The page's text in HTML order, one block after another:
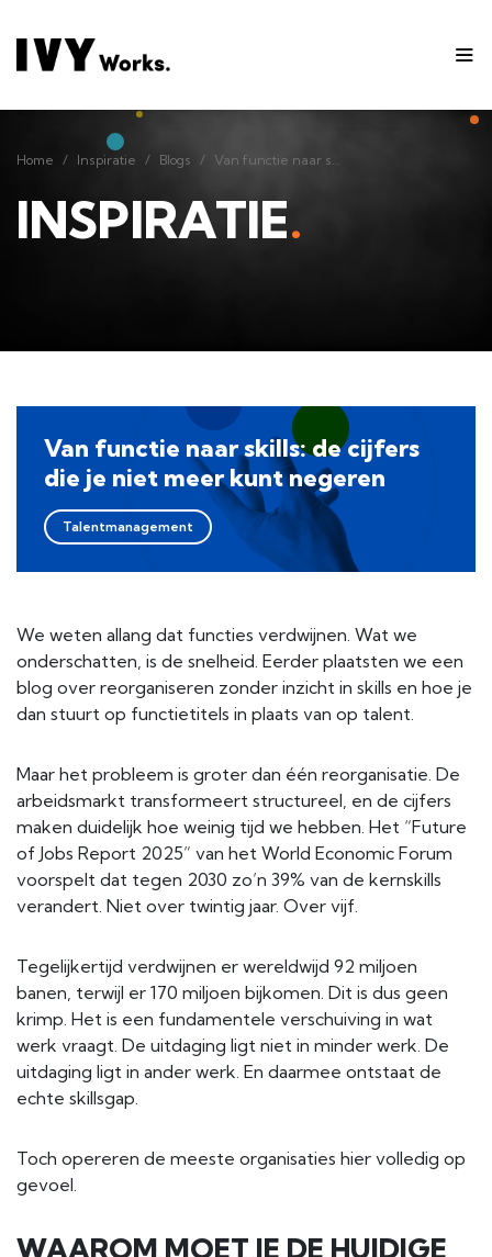
Home Inspiratie Blogs Van functie naar skills: de cijfers die je niet meer kunt negeren
INSPIRATIE.
Van functie naar skills: de cijfers
die je niet meer kunt negeren
Talentmanagement
We weten allang dat functies verdwijnen. Wat we
onderschatten, is de snelheid. Eerder plaatsten we een
blog over reorganiseren zonder inzicht in skills en hoe je
dan stuurt op functietitels in plaats van op talent.
Maar het probleem is groter dan één reorganisatie. De
arbeidsmarkt transformeert structureel, en de cijfers
maken duidelijk hoe weinig tijd we hebben. Het “Future
of Jobs Report 2025” van het World Economic Forum
voorspelt dat tegen 2030 zo’n 39% van de kernskills
verandert. Niet over twintig jaar. Over vijf.
Tegelijkertijd verdwijnen er wereldwijd 92 miljoen
banen, terwijl er 170 miljoen bijkomen. Dit is dus geen
krimp. Het is een fundamentele verschuiving in wat
werk vraagt. De uitdaging ligt niet in minder werk. De
uitdaging ligt in ander werk. En daarmee ontstaat de
echte skillsgap.
Toch opereren de meeste organisaties hier volledig op
gevoel.
WAAROM MOET JE DE HUIDIGE